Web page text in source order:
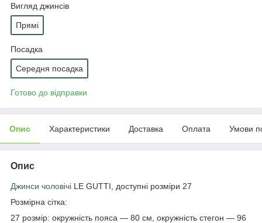
Вигляд джинсів
Прямі
Посадка
Середня посадка
Готово до відправки
Опис Характеристики Доставка Оплата Умови
Опис
Джинси чоловічі LE GUTTI, доступні розміри 27
Розмірна сітка:
27 розмір: окружність пояса — 80 см, окружність стегон — 96